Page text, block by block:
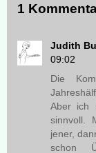
1
Judith
09:02
Die
Aber ich
sinnvoll.
jener,
schon